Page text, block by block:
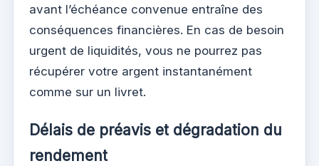
avant l’échéance convenue entraîne des
conséquences financières. En cas de besoin
urgent de liquidités, vous ne pourrez pas
récupérer votre argent instantanément
comme sur un livret.
Délais de préavis et dégradation du
rendement